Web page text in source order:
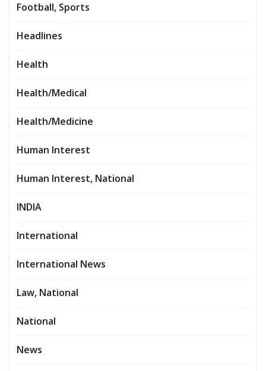
Football, Sports
Headlines
Health
Health/Medical
Health/Medicine
Human Interest
Human Interest, National
INDIA
International
International News
Law, National
National
News